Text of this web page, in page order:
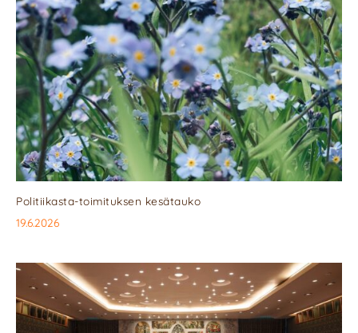
Politiikasta-toimituksen kesätauko
19.6.2026